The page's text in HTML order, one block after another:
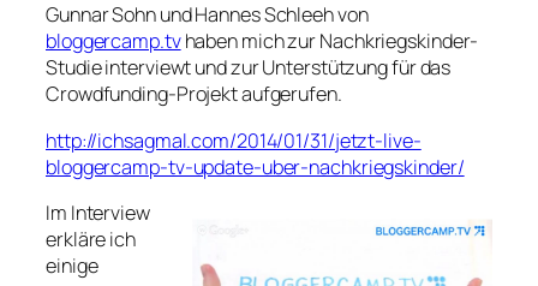
Gunnar Sohn und Hannes Schleeh von
bloggercamp.tvhaben mich zur Nachkriegskinder-
Studie interviewt und zur Unterstützung für das
Crowdfunding-Projekt aufgerufen.
http://ichsagmal.com/2014/01/31/jetzt-live-
bloggercamp-tv-update-uber-nachkriegskinder/
Im Interview
erkläre ich
einige